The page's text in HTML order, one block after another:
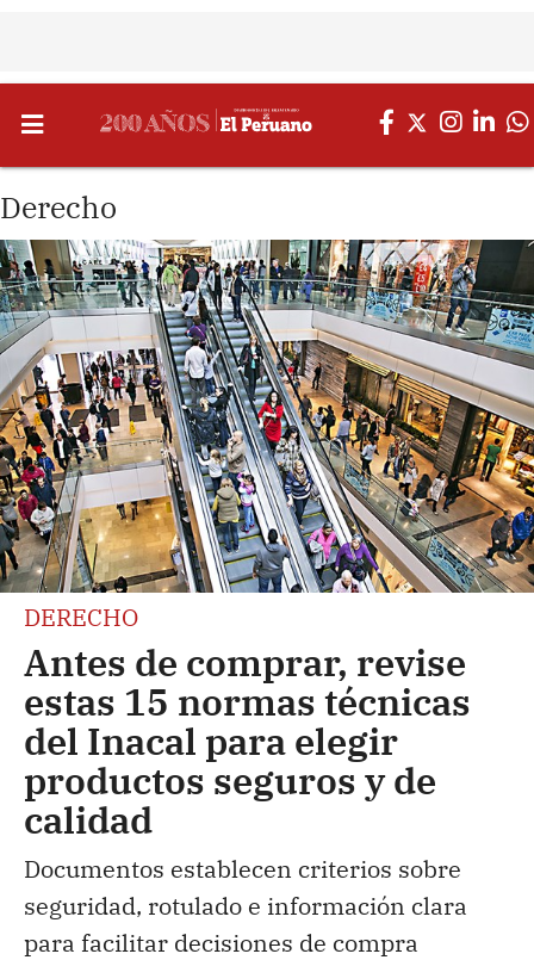
Derecho
DERECHO
Antes de comprar, revise
estas 15 normas técnicas
del Inacal para elegir
productos seguros y de
calidad
Documentos establecen criterios sobre
seguridad, rotulado e información clara
para facilitar decisiones de compra